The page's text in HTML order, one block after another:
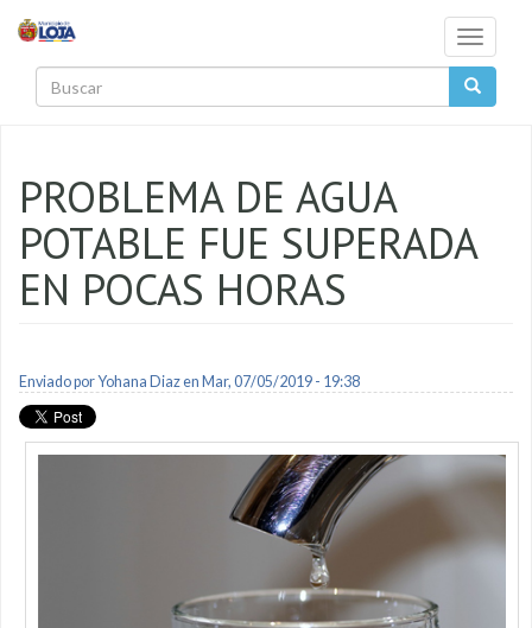
Toggle
PROBLEMA DE AGUA
POTABLE FUE SUPERADA
EN POCAS HORAS
Enviado porYohana Diazen Mar, 07/05/2019 - 19:38